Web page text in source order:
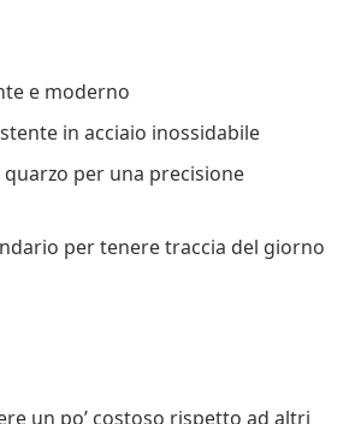
e moderno
in acciaio inossidabile
per una precisione
per tenere traccia del giorno
un po’ costoso rispetto ad altri